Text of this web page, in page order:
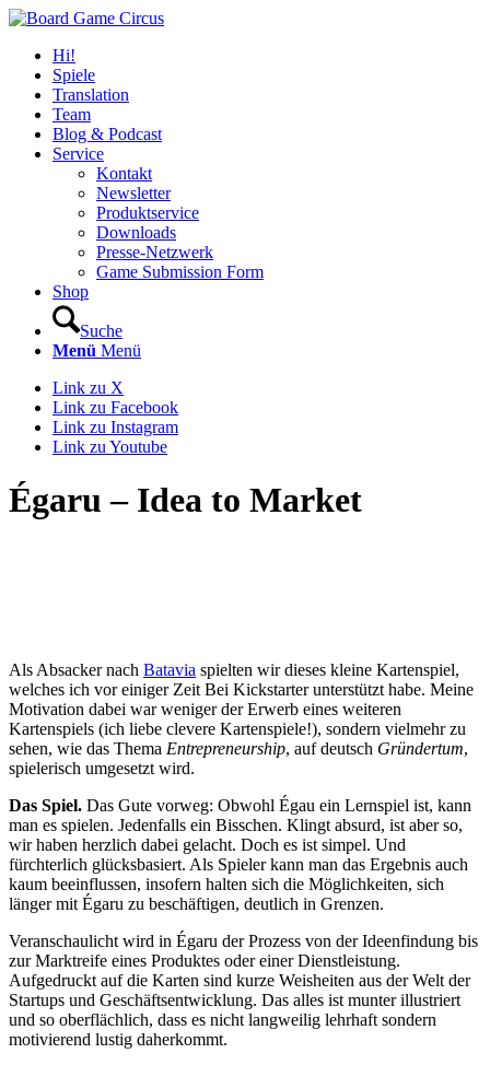
Hi!
Spiele
Translation
Team
Blog & Podcast
Service
Kontakt
Newsletter
Produktservice
Downloads
Presse-Netzwerk
Game Submission Form
Shop
Suche
Menü Menü
Link zu X
Link zu Facebook
Link zu Instagram
Link zu Youtube
Égaru – Idea to Market
Als Absacker nach Batavia spielten wir dieses kleine Kartenspiel,
welches ich vor einiger Zeit Bei Kickstarter unterstützt habe. Meine
Motivation dabei war weniger der Erwerb eines weiteren
Kartenspiels (ich liebe clevere Kartenspiele!), sondern vielmehr zu
sehen, wie das Thema Entrepreneurship, auf deutsch Gründertum,
spielerisch umgesetzt wird.
Das Spiel. Das Gute vorweg: Obwohl Égau ein Lernspiel ist, kann
man es spielen. Jedenfalls ein Bisschen. Klingt absurd, ist aber so,
wir haben herzlich dabei gelacht. Doch es ist simpel. Und
fürchterlich glücksbasiert. Als Spieler kann man das Ergebnis auch
kaum beeinflussen, insofern halten sich die Möglichkeiten, sich
länger mit Égaru zu beschäftigen, deutlich in Grenzen.
Veranschaulicht wird in Égaru der Prozess von der Ideenfindung bis
zur Marktreife eines Produktes oder einer Dienstleistung.
Aufgedruckt auf die Karten sind kurze Weisheiten aus der Welt der
Startups und Geschäftsentwicklung. Das alles ist munter illustriert
und so oberflächlich, dass es nicht langweilig lehrhaft sondern
motivierend lustig daherkommt.